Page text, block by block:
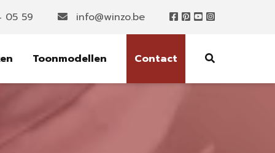
05 59 info@winzo.be
Toonmodellen Contact